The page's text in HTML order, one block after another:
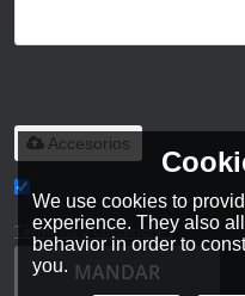
Accesorios
He leido y acepto los
Términos y Condiciones
MANDAR
We use cookies to
experience. They also
behavior in order to
you.